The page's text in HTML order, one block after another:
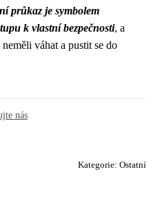
průkaz je symbolem
k vlastní bezpečnosti, a
váhat a pustit se do
nás
Kategorie: Ostatní